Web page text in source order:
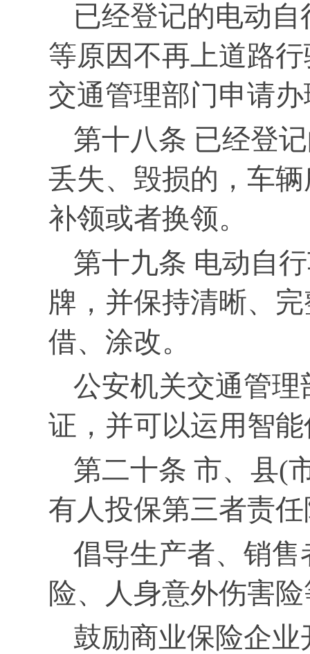
已经登记的电动
等原因不再上道路
交通管理部门申请
第十八条 已经登
丢失、毁损的，车
补领或者换领。
第十九条 电动自
牌，并保持清晰、
借、涂改。
公安机关交通管
证，并可以运用智
第二十条 市、县(
有人投保第三者责
倡导生产者、销
险、人身意外伤害
鼓励商业保险企